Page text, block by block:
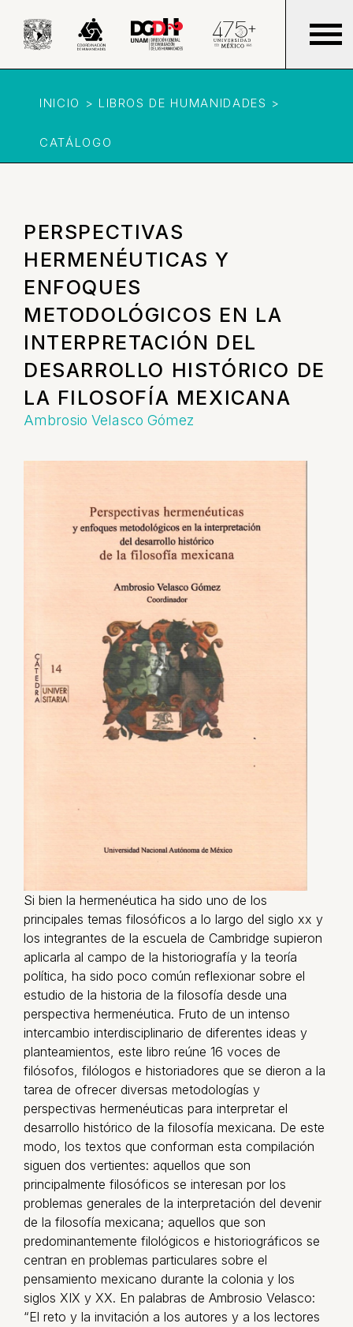
INICIO > LIBROS DE HUMANIDADES >
CATÁLOGO
PERSPECTIVAS
HERMENÉUTICAS Y
ENFOQUES
METODOLÓGICOS EN LA
INTERPRETACIÓN DEL
DESARROLLO HISTÓRICO DE
LA FILOSOFÍA MEXICANA
Ambrosio Velasco Gómez
Si bien la hermenéutica ha sido uno de los
principales temas filosóficos a lo largo del siglo xx y
los integrantes de la escuela de Cambridge supieron
aplicarla al campo de la historiografía y la teoría
política, ha sido poco común reflexionar sobre el
estudio de la historia de la filosofía desde una
perspectiva hermenéutica. Fruto de un intenso
intercambio interdisciplinario de diferentes ideas y
planteamientos, este libro reúne 16 voces de
filósofos, filólogos e historiadores que se dieron a la
tarea de ofrecer diversas metodologías y
perspectivas hermenéuticas para interpretar el
desarrollo histórico de la filosofía mexicana. De este
modo, los textos que conforman esta compilación
siguen dos vertientes: aquellos que son
principalmente filosóficos se interesan por los
problemas generales de la interpretación del devenir
de la filosofía mexicana; aquellos que son
predominantemente filológicos e historiográficos se
centran en problemas particulares sobre el
pensamiento mexicano durante la colonia y los
siglos XIX y XX. En palabras de Ambrosio Velasco:
“El reto y la invitación a los autores y a los lectores